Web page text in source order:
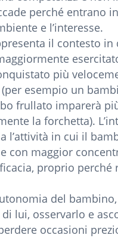
perché entrano
e l’interesse.
il contesto in
più
esempio un
frullato imparerà
la forchetta).
l’attività in cui il
con maggior
proprio perché
del
lui, osservarlo e
occasioni